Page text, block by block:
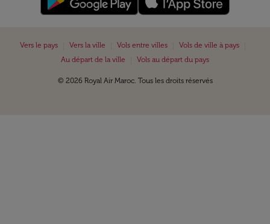
Vers le pays Vers la ville Vols entre villes Vols de ville à pays
Au départ de la ville
Vols au départ du pays
© 2026 Royal Air Maroc. Tous les droits réservés